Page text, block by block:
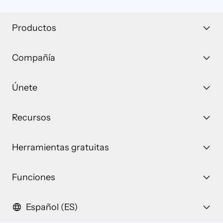
Productos
Compañía
Únete
Recursos
Herramientas gratuitas
Funciones
Español (ES)